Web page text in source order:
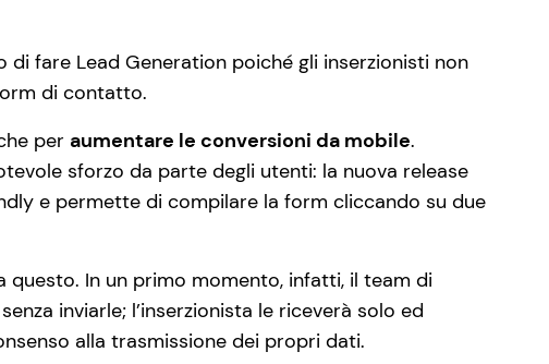
fare Lead Generation poiché gli inserzionisti non
di contatto.
per aumentare le conversioni da mobile.
sforzo da parte degli utenti: la nuova release
e permette di compilare la form cliccando su due
questo. In un primo momento, infatti, il team di
inviarle; l’inserzionista le riceverà solo ed
alla trasmissione dei propri dati.